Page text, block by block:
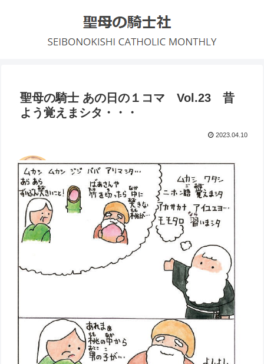
聖母の騎士 あの日の１コマ Vol.23 昔
よう覚えまシタ・・・
2023.04.10